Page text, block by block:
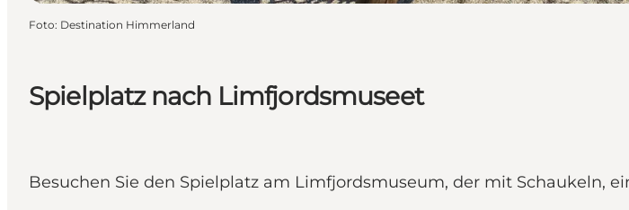
Spielplatz nach Limfjordsmuseet
Besuchen Sie den Spielplatz am Limfjordsmuseum, der mit Schaukeln,
Foto: Destination Himmerland